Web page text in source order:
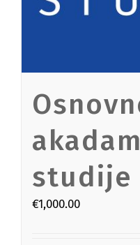
studije
€1,000.00